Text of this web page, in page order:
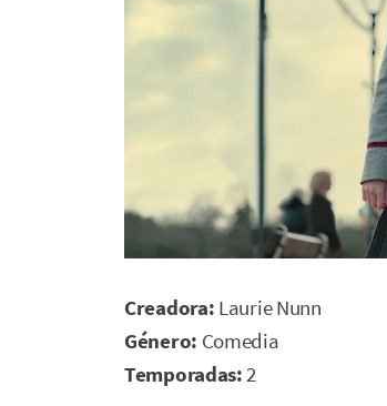
Creadora: Laurie Nunn
Género: Comedia
Temporadas:2